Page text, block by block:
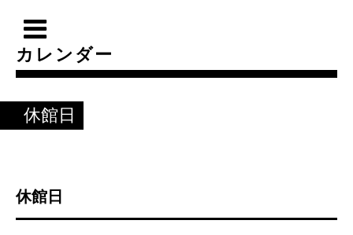
カレンダー
休館日
休館日